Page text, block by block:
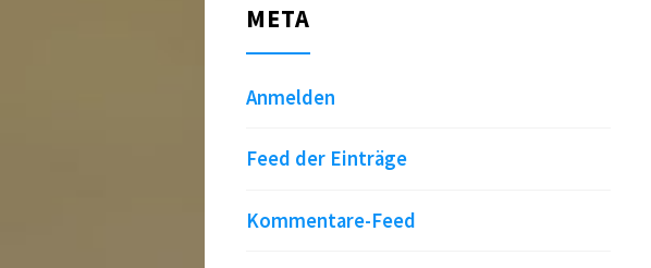
META
Anmelden
Feed der Einträge
Kommentare-Feed